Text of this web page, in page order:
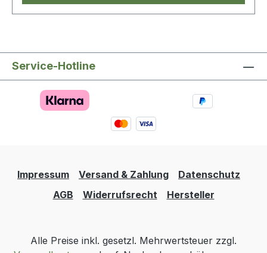
Service-Hotline
Impressum Versand & Zahlung
Datenschutz
AGB
Widerrufsrecht Hersteller
Alle Preise inkl. gesetzl. Mehrwertsteuer zzgl.